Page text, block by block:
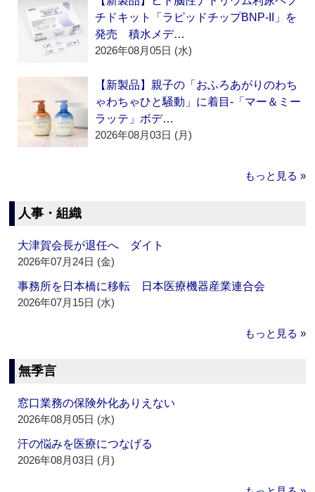
チドキット「ラピッドチップBNP-II」を
発売 積水メデ…
2026年08月05日 (水)
【新製品】親子の「おふろあがりのわち
ゃわちゃひと騒動」に着目‐「マー＆ミー
ラッテ」ボデ…
2026年08月03日 (月)
もっと見る »
人事・組織
大津賀会長が退任へ ダイト
2026年07月24日 (金)
事務所を日本橋に移転 日本医療機器産業連合会
2026年07月15日 (水)
もっと見る »
無季言
窓口業務の保険外化ありえない
2026年08月05日 (水)
汗の悩みを医療につなげる
2026年08月03日 (月)